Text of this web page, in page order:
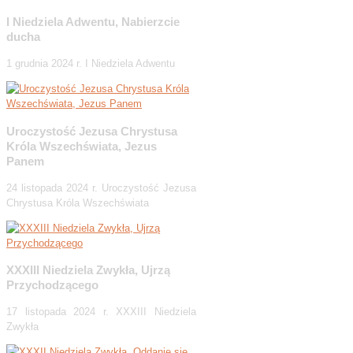
I Niedziela Adwentu, Nabierzcie
ducha
1 grudnia 2024 r. I Niedziela Adwentu
Uroczystość Jezusa Chrystusa
Króla Wszechświata, Jezus
Panem
24 listopada 2024 r. Uroczystość Jezusa
Chrystusa Króla Wszechświata
XXXIII Niedziela Zwykła, Ujrzą
Przychodzącego
17 listopada 2024 r. XXXIII Niedziela
Zwykła